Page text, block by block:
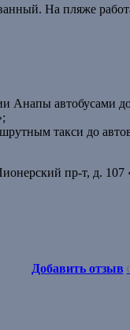
На пляже
Анапы автобусами
такси до
пр-т, д.
Добавить отзыв